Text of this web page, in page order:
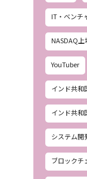
IT・ベンチ
NASDAQ上
YouTuber
インド共和
インド共和
システム開
ブロックチ